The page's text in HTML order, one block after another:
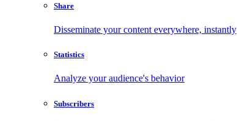
Share
Disseminate your content everywhere, instantly
Statistics
Analyze your audience's behavior
Subscribers